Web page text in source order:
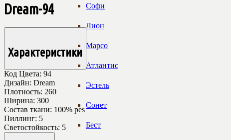
Софи
Лион
Марсо
Атлантис
Эстель
Сонет
Бест
Dream-94
Характеристики
Код Цвета: 94
Дизайн: Dream
Плотность: 260
Ширина: 300
Состав ткани: 100% pes
Пиллинг: 5
Светостойкость: 5